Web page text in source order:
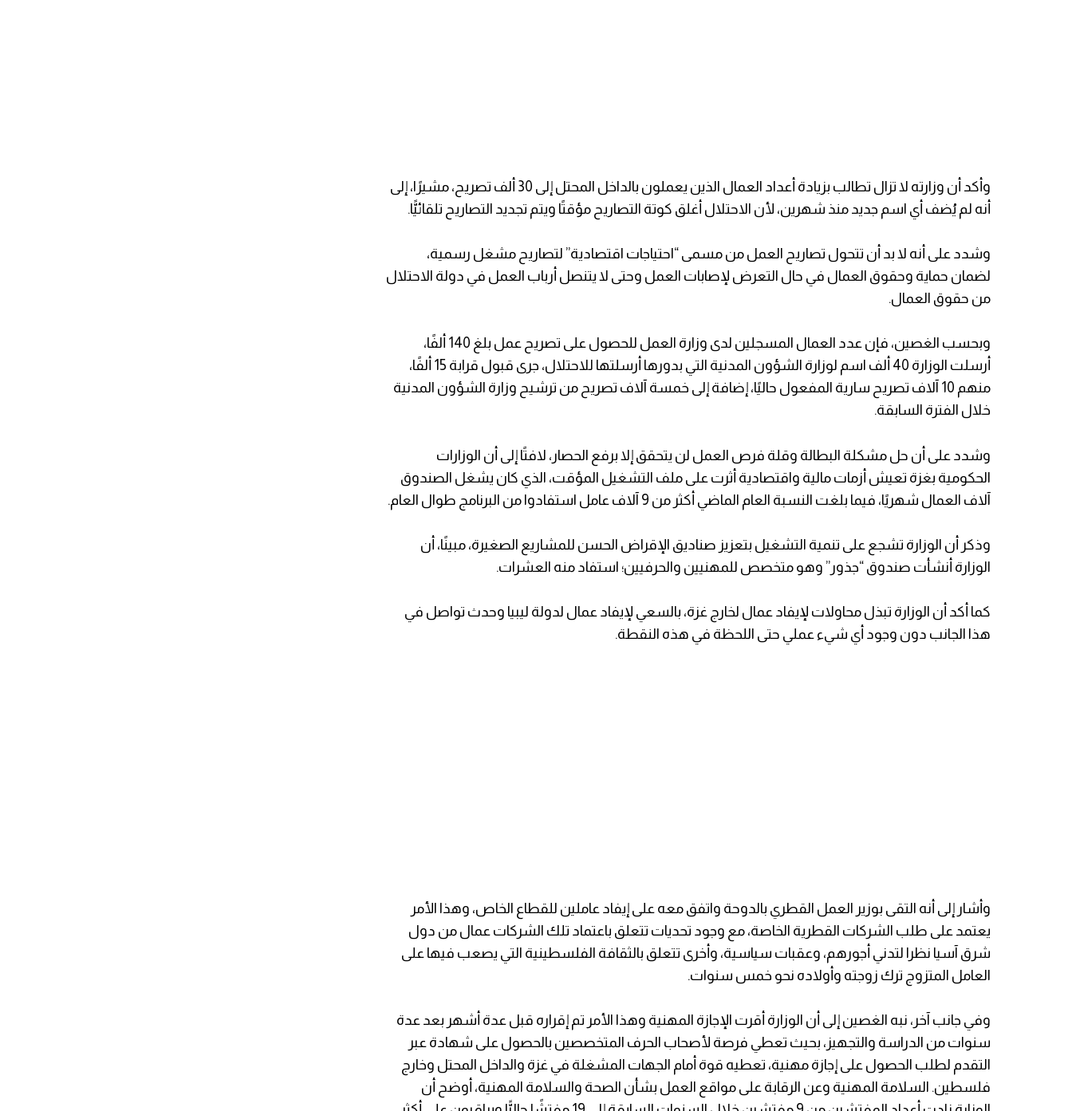
وأكد أن وزارته لا تزال تطالب بزيادة أعداد العمال الذين يعملون بالداخل المحتل إلى 30 ألف تصريح، مشيرًا، إلى
أنه لم يُضف أي اسم جديد منذ شهرين، لأن الاحتلال أغلق كوتة التصاريح مؤقتًا ويتم تجديد التصاريح تلقائيًّا.
وشدد على أنه لا بد أن تتحول تصاريح العمل من مسمى “احتياجات اقتصادية” لتصاريح مشغل رسمية،
لضمان حماية وحقوق العمال في حال التعرض لإصابات العمل وحتى لا يتنصل أرباب العمل في دولة الاحتلال
من حقوق العمال.
وبحسب الغصين، فإن عدد العمال المسجلين لدى وزارة العمل للحصول على تصريح عمل بلغ 140 ألفًا،
أرسلت الوزارة 40 ألف اسم لوزارة الشؤون المدنية التي بدورها أرسلتها للاحتلال، جرى قبول قرابة 15 ألفًا،
منهم 10 آلاف تصريح سارية المفعول حاليًا، إضافة إلى خمسة آلاف تصريح من ترشيح وزارة الشؤون المدنية
خلال الفترة السابقة.
وشدد على أن حل مشكلة البطالة وقلة فرص العمل لن يتحقق إلا برفع الحصار، لافتًا إلى أن الوزارات
الحكومية بغزة تعيش أزمات مالية واقتصادية أثرت على ملف التشغيل المؤقت، الذي كان يشغل الصندوق
آلاف العمال شهريًا، فيما بلغت النسبة العام الماضي أكثر من 9 آلاف عامل استفادوا من البرنامج طوال العام.
وذكر أن الوزارة تشجع على تنمية التشغيل بتعزيز صناديق الإقراض الحسن للمشاريع الصغيرة، مبينًا، أن
الوزارة أنشأت صندوق “جذور” وهو متخصص للمهنيين والحرفيين؛ استفاد منه العشرات.
كما أكد أن الوزارة تبذل محاولات لإيفاد عمال لخارج غزة، بالسعي لإيفاد عمال لدولة ليبيا وحدث تواصل في
هذا الجانب دون وجود أي شيء عملي حتى اللحظة في هذه النقطة.
وأشار إلى أنه التقى بوزير العمل القطري بالدوحة واتفق معه على إيفاد عاملين للقطاع الخاص، وهذا الأمر
يعتمد على طلب الشركات القطرية الخاصة، مع وجود تحديات تتعلق باعتماد تلك الشركات عمال من دول
شرق آسيا نظرا لتدني أجورهم، وعقبات سياسية، وأخرى تتعلق بالثقافة الفلسطينية التي يصعب فيها على
العامل المتزوج ترك زوجته وأولاده نحو خمس سنوات.
وفي جانب آخر، نبه الغصين إلى أن الوزارة أقرت الإجازة المهنية وهذا الأمر تم إقراره قبل عدة أشهر بعد عدة
سنوات من الدراسة والتجهيز، بحيث تعطي فرصة لأصحاب الحرف المتخصصين بالحصول على شهادة عبر
التقدم لطلب الحصول على إجازة مهنية، تعطيه قوة أمام الجهات المشغلة في غزة والداخل المحتل وخارج
فلسطين. السلامة المهنية وعن الرقابة على مواقع العمل بشأن الصحة والسلامة المهنية، أوضح أن